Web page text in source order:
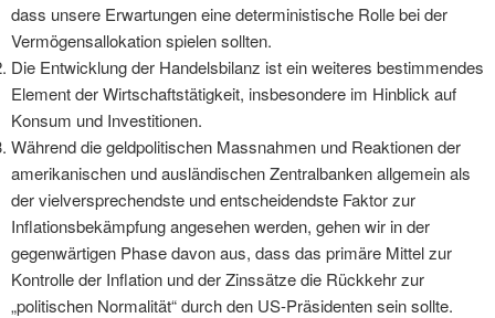
dass unsere Erwartungen eine deterministische Rolle bei der
Vermögensallokation spielen sollten.
Die Entwicklung der Handelsbilanz ist ein weiteres bestimmendes
Element der Wirtschaftstätigkeit, insbesondere im Hinblick auf
Konsum und Investitionen.
Während die geldpolitischen Massnahmen und Reaktionen der
amerikanischen und ausländischen Zentralbanken allgemein als
der vielversprechendste und entscheidendste Faktor zur
Inflationsbekämpfung angesehen werden, gehen wir in der
gegenwärtigen Phase davon aus, dass das primäre Mittel zur
Kontrolle der Inflation und der Zinssätze die Rückkehr zur
„politischen Normalität“ durch den US-Präsidenten sein sollte.